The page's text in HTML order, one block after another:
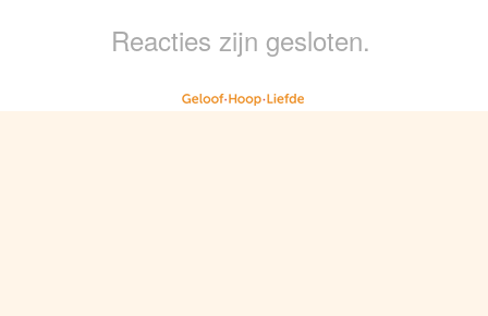
Reacties zijn gesloten.